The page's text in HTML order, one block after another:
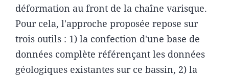
déformation au front de la chaîne varisque.
Pour cela, l'approche proposée repose sur
trois outils : 1) la confection d'une base de
données complète référençant les données
géologiques existantes sur ce bassin, 2) la